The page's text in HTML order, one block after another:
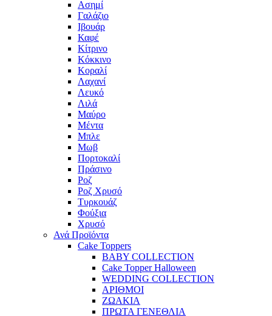
Ασημί
Γαλάζιο
Ιβουάρ
Καφέ
Κίτρινο
Κόκκινο
Κοραλί
Λαχανί
Λευκό
Λιλά
Μαύρο
Μέντα
Μπλε
Μωβ
Πορτοκαλί
Πράσινο
Ροζ
Ροζ Χρυσό
Τυρκουάζ
Φούξια
Χρυσό
Ανά Προϊόντα
Cake Toppers
BABY COLLECTION
Cake Topper Halloween
WEDDING COLLECTION
ΑΡΙΘΜΟΙ
ΖΩΑΚΙΑ
ΠΡΩΤΑ ΓΕΝΕΘΛΙΑ